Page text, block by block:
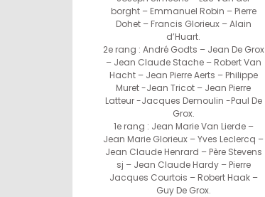
borght – Emmanuel Robin – Pierre
Dohet – Francis Glorieux – Alain
d’Huart.
2e rang : André Godts – Jean De Grox
– Jean Claude Stache – Robert Van
Hacht – Jean Pierre Aerts – Philippe
Muret -Jean Tricot – Jean Pierre
Latteur -Jacques Demoulin -Paul De
Grox.
1e rang : Jean Marie Van Lierde –
Jean Marie Glorieux – Yves Leclercq –
Jean Claude Henrard – Père Stevens
sj – Jean Claude Hardy – Pierre
Jacques Courtois – Robert Haak –
Guy De Grox.